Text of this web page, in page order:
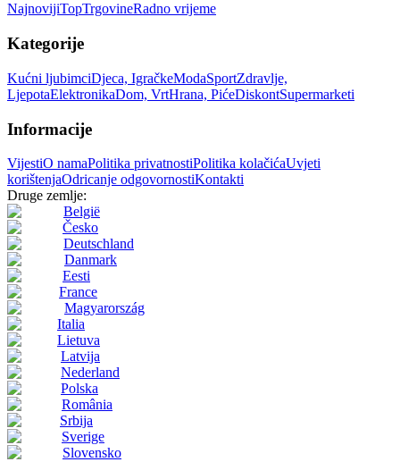
NajnovijiTopTrgovineRadno vrijeme
Kategorije
Kućni ljubimciDjeca, IgračkeModaSportZdravlje,
LjepotaElektronikaDom, VrtHrana, PićeDiskontSupermarketi
Informacije
VijestiO namaPolitika privatnostiPolitika kolačićaUvjeti
korištenjaOdricanje odgovornostiKontakti
Druge zemlje:
België
Česko
Deutschland
Danmark
Eesti
France
Magyarország
Italia
Lietuva
Latvija
Nederland
Polska
România
Srbija
Sverige
Slovensko